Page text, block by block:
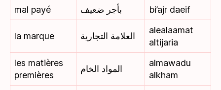
mal payé
بأجر ضعيف bi’ajr daeif
la marque العلامة التجارية
alealaamat
altijaria
les matières
premières
المواد الخام
almawadu
alkham